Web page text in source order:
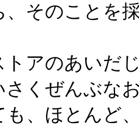
、そのことを
トアのあいだ
さくぜんぶな
も、ほとんど